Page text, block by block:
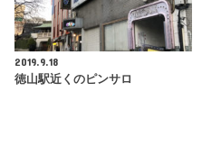
2019.9.18
徳山駅近くのピンサロ